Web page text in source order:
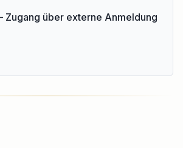
Zugang über externe Anmeldung